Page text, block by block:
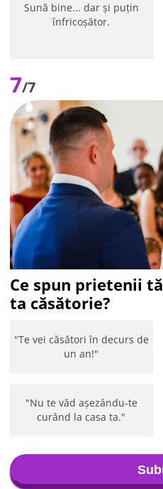
Sună bine... dar și puțin
înfricoșător.
7/7
Ce spun prietenii
ta căsătorie?
"Te vei căsători în decurs de
un an!"
"Nu te văd așezându-te
curând la casa ta."